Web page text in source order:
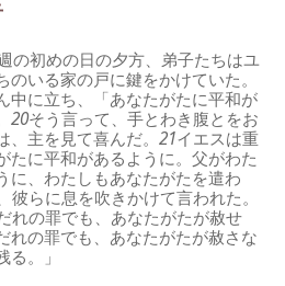
の初めの日の夕方、弟子たちはユ
いる家の戸に鍵をかけていた。
中に立ち、「あなたがたに平和が
20そう言って、手とわき腹とをお
、主を見て喜んだ。21イエスは重
たに平和があるように。父がわた
に、わたしもあなたがたを遣わ
彼らに息を吹きかけて言われた。
れの罪でも、あなたがたが赦せ
れの罪でも、あなたがたが赦さな
。」